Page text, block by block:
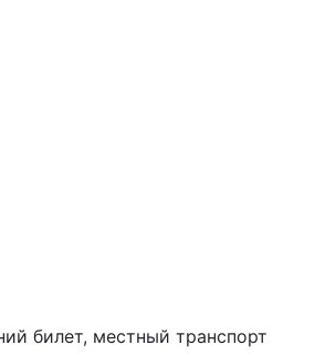
билет, местный транспорт